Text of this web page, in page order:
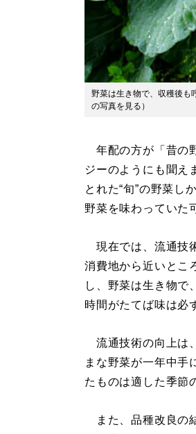
野菜は生き物で、収穫後も
の写真を見る ）
年配の方が「昔の
ジーのようにも聞え
とれた“旬”の野菜し
野菜を味わっていた
現在では、流通技
消費地から近いとこ
し、野菜は生き物で
時間がたてば味は必
流通技術の向上は
まな野菜が一年中手
たものは適した季節
また、品種改良の